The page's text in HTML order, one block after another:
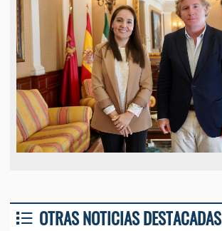
OTRAS NOTICIAS DESTACADAS